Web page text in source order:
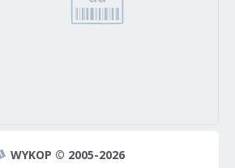
WYKOP © 2005-2026